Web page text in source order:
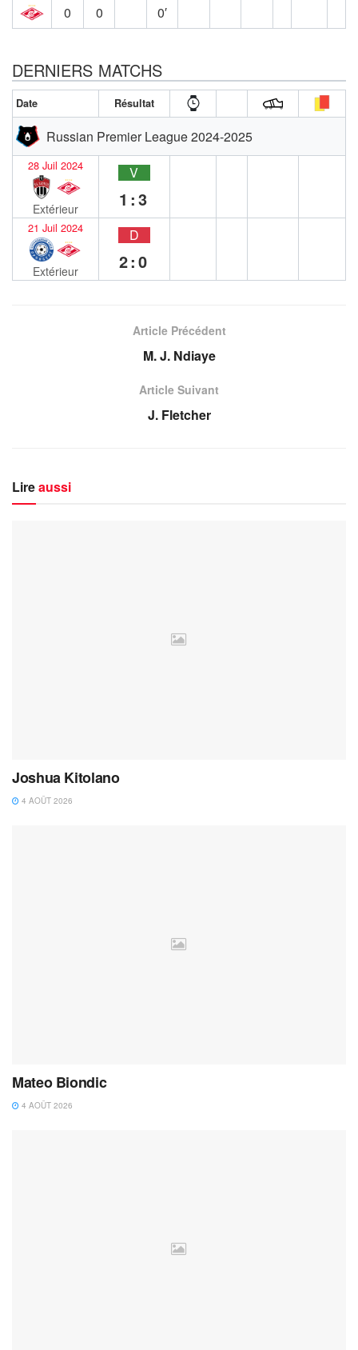
0 0 0′
DERNIERS MATCHS
Date Résultat
Russian Premier League 2024-2025
28 Juil 2024
Extérieur
V
1:3
21 Juil 2024
Extérieur
D
2:0
Article Précédent
M. J. Ndiaye
Article Suivant
J. Fletcher
Lireaussi
Joshua Kitolano
4 AOÛT 2026
Mateo Biondic
4 AOÛT 2026